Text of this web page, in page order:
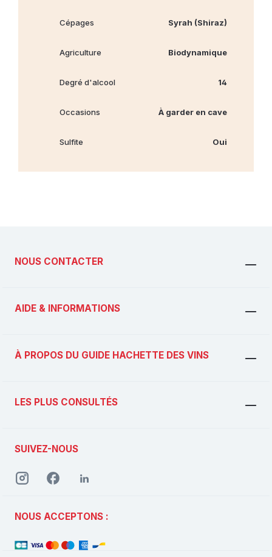
Cépages Syrah (Shiraz)
Agriculture Biodynamique
Degré d'alcool 14
Occasions À garder en cave
Sulfite Oui
NOUS CONTACTER
AIDE & INFORMATIONS
À PROPOS DU GUIDE HACHETTE DES VINS
LES PLUS CONSULTÉS
SUIVEZ-NOUS
NOUS ACCEPTONS :